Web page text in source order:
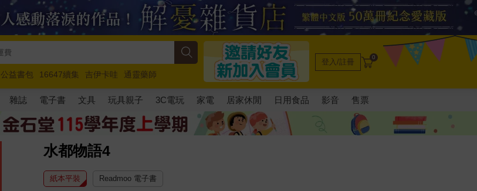
公益書包 16647續集 吉伊卡哇
通靈藥師
馬斯克 玩具總動員5 超慢跑
登入/註冊 0
雜誌 電子書 文具 玩具親子 3C電玩 家電 居家休閒 日用食品 影音 售票
水都物語4
紙本平裝 Readmoo 電子書